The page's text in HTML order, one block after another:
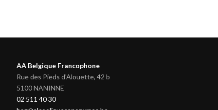
AA Belgique Francophone
Rue des Pieds d'Alouette, 42 b
5100 NANINNE
02 511 40 30